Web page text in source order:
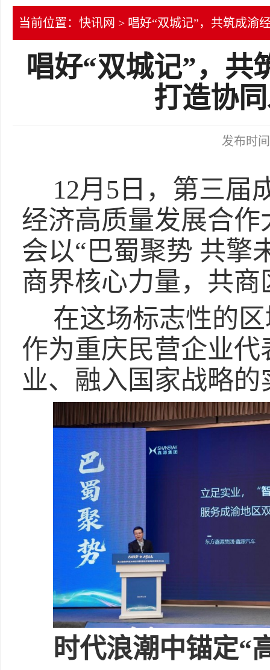
当前位置： 快讯网 > 唱好“双城记”，共筑成渝
唱好“双城记”，共
打造协
发布时
12月5日，第三届
经济高质量发展合
会以“巴蜀聚势 共擎
商界核心力量，共
在这场标志性的
作为重庆民营企业
业、融入国家战略
时代浪潮 中锚定“